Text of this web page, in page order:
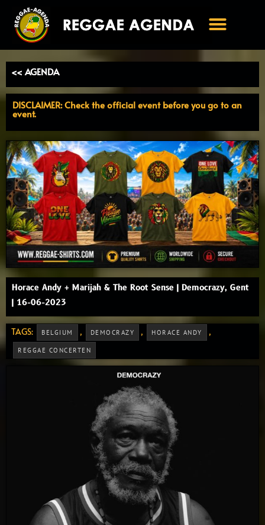
naar
inhoud
<< AGENDA
DISCLAIMER: Check the official event before you go to an
event.
Horace Andy + Marijah & The Root Sense | Democrazy, Gent
| 16-06-2023
TAGS: BELGIUM , DEMOCRAZY , HORACE ANDY ,
REGGAE CONCERTEN